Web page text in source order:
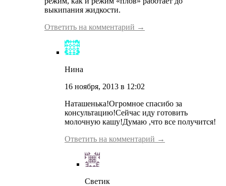
выкипания жидкости.
Ответить на комментарий →
Нина
16 ноября, 2013 в 12:02
Наташенька!Огромное спасибо за
консультацию!Сейчас иду готовить
молочную кашу!Думаю ,что все получится!
Ответить на комментарий →
Светик